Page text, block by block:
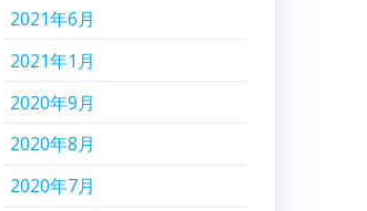
2021年6月
2021年1月
2020年9月
2020年8月
2020年7月